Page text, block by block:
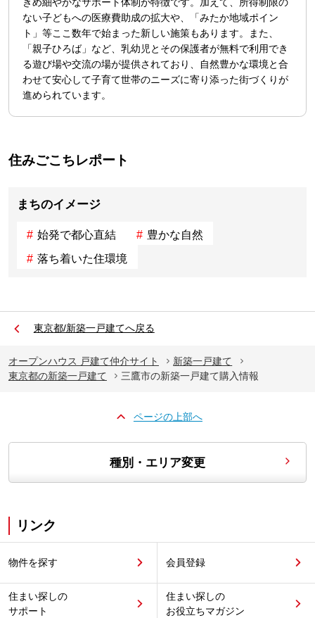
ない子どもへの医療費助成の拡大や、「みたか地域ポイン
ト」等ここ数年で始まった新しい施策もあります。また、
「親子ひろば」など、乳幼児とその保護者が無料で利用でき
る遊び場や交流の場が提供されており、自然豊かな環境と合
わせて安心して子育て世帯のニーズに寄り添った街づくりが
住みごこちレポート
まちのイメージ
始発で都心直結
豊かな自然
落ち着いた住環境
東京都/新築一戸建てへ戻る
オープンハウス 戸建て仲介サイト
新築一戸建て
東京都の新築一戸建て
三鷹市の新築一戸建て購入情報
ページの上部へ
種別・エリア変更
リンク
物件を探す 会員登録
住まい探しの
サポート
住まい探しの
お役立ちマガジン